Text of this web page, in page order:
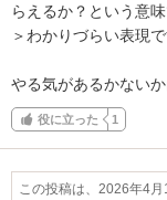
らえるか？という意
＞わかりづらい表現で
やる気があるかない
役に立った 1
この投稿は、2026年4月